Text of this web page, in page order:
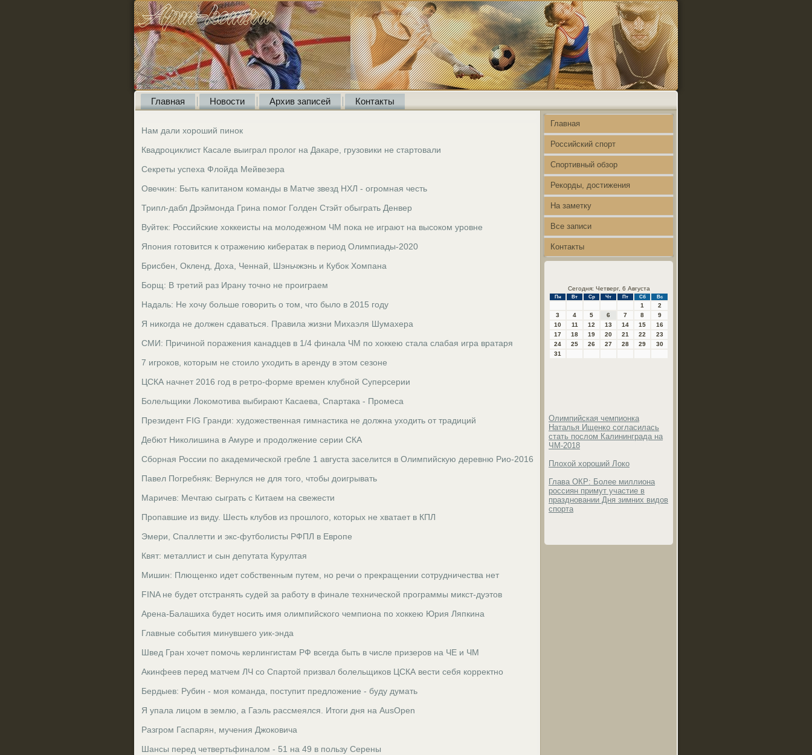
Главная Новости Архив записей Контакты
Нам дали хороший пинок
Квадроциклист Касале выиграл пролог на Дакаре, грузовики не стартовали
Секреты успеха Флойда Мейвезера
Овечкин: Быть капитаном команды в Матче звезд НХЛ - огромная честь
Трипл-дабл Дрэймонда Грина помог Голден Стэйт обыграть Денвер
Вуйтек: Российские хоккеисты на молодежном ЧМ пока не играют на высоком уровне
Япония готовится к отражению кибератак в период Олимпиады-2020
Брисбен, Окленд, Доха, Ченнай, Шэньчжэнь и Кубок Хомпана
Борщ: В третий раз Ирану точно не проиграем
Надаль: Не хочу больше говорить о том, что было в 2015 году
Я никогда не должен сдаваться. Правила жизни Михаэля Шумахера
СМИ: Причиной поражения канадцев в 1/4 финала ЧМ по хоккею стала слабая игра вратаря
7 игроков, которым не стоило уходить в аренду в этом сезоне
ЦСКА начнет 2016 год в ретро-форме времен клубной Суперсерии
Болельщики Локомотива выбирают Касаева, Спартака - Промеса
Президент FIG Гранди: художественная гимнастика не должна уходить от традиций
Дебют Николишина в Амуре и продолжение серии СКА
Сборная России по академической гребле 1 августа заселится в Олимпийскую деревню Рио-2016
Павел Погребняк: Вернулся не для того, чтобы доигрывать
Маричев: Мечтаю сыграть с Китаем на свежести
Пропавшие из виду. Шесть клубов из прошлого, которых не хватает в КПЛ
Эмери, Спаллетти и экс-футболисты РФПЛ в Европе
Квят: металлист и сын депутата Курултая
Мишин: Плющенко идет собственным путем, но речи о прекращении сотрудничества нет
FINA не будет отстранять судей за работу в финале технической программы микст-дуэтов
Арена-Балашиха будет носить имя олимпийского чемпиона по хоккею Юрия Ляпкина
Главные события минувшего уик-энда
Швед Гран хочет помочь керлингистам РФ всегда быть в числе призеров на ЧЕ и ЧМ
Акинфеев перед матчем ЛЧ со Спартой призвал болельщиков ЦСКА вести себя корректно
Бердыев: Рубин - моя команда, поступит предложение - буду думать
Я упала лицом в землю, а Гаэль рассмеялся. Итоги дня на AusOpen
Разгром Гаспарян, мучения Джоковича
Шансы перед четвертьфиналом - 51 на 49 в пользу Серены
Главная
Российский спорт
Спортивный обзор
Рекорды, достижения
На заметку
Все записи
Контакты
Сегодня: Четверг, 6 Августа
Пн Вт Ср Чт Пт Сб Вс
1
2
3
4 5 6 7 8
9
10
11 12 13 14 15
16
17
18 19 20 21 22
23
24
25 26 27 28 29
30
31
Олимпийская чемпионка
Наталья Ищенко согласилась
стать послом Калининграда на
ЧМ-2018
Плохой хороший Локо
Глава ОКР: Более миллиона
россиян примут участие в
праздновании Дня зимних видов
спорта